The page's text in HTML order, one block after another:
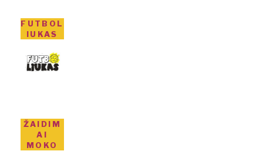
FUTBOL
IUKAS
ŽAIDIM
AI
MOKO